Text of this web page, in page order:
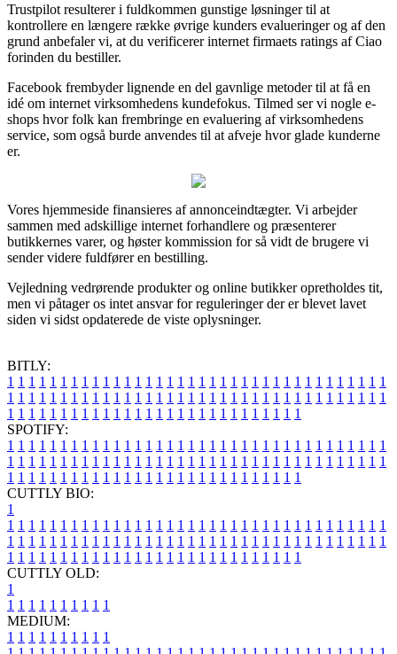
Trustpilot resulterer i fuldkommen gunstige løsninger til at
kontrollere en længere række øvrige kunders evalueringer og af den
grund anbefaler vi, at du verificerer internet firmaets ratings af Ciao
forinden du bestiller.
Facebook frembyder lignende en del gavnlige metoder til at få en
idé om internet virksomhedens kundefokus. Tilmed ser vi nogle e-
shops hvor folk kan frembringe en evaluering af virksomhedens
service, som også burde anvendes til at afveje hvor glade kunderne
er.
Vores hjemmeside finansieres af annonceindtægter. Vi arbejder
sammen med adskillige internet forhandlere og præsenterer
butikkernes varer, og høster kommission for så vidt de brugere vi
sender videre fuldfører en bestilling.
Vejledning vedrørende produkter og online butikker opretholdes tit,
men vi påtager os intet ansvar for reguleringer der er blevet lavet
siden vi sidst opdaterede de viste oplysninger.
BITLY:
1 1 1 1 1 1 1 1 1 1 1 1 1 1 1 1 1 1 1 1 1 1 1 1 1 1 1 1 1 1 1 1 1 1 1 1
1 1 1 1 1 1 1 1 1 1 1 1 1 1 1 1 1 1 1 1 1 1 1 1 1 1 1 1 1 1 1 1 1 1 1 1
1 1 1 1 1 1 1 1 1 1 1 1 1 1 1 1 1 1 1 1 1 1 1 1 1 1 1 1
SPOTIFY:
1 1 1 1 1 1 1 1 1 1 1 1 1 1 1 1 1 1 1 1 1 1 1 1 1 1 1 1 1 1 1 1 1 1 1 1
1 1 1 1 1 1 1 1 1 1 1 1 1 1 1 1 1 1 1 1 1 1 1 1 1 1 1 1 1 1 1 1 1 1 1 1
1 1 1 1 1 1 1 1 1 1 1 1 1 1 1 1 1 1 1 1 1 1 1 1 1 1 1 1
CUTTLY BIO:
1
1 1 1 1 1 1 1 1 1 1 1 1 1 1 1 1 1 1 1 1 1 1 1 1 1 1 1 1 1 1 1 1 1 1 1 1
1 1 1 1 1 1 1 1 1 1 1 1 1 1 1 1 1 1 1 1 1 1 1 1 1 1 1 1 1 1 1 1 1 1 1 1
1 1 1 1 1 1 1 1 1 1 1 1 1 1 1 1 1 1 1 1 1 1 1 1 1 1 1 1
CUTTLY OLD:
1
1 1 1 1 1 1 1 1 1 1
MEDIUM:
1 1 1 1 1 1 1 1 1 1